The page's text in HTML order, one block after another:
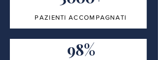
PAZIENTI ACCOMPAGNATI
98%